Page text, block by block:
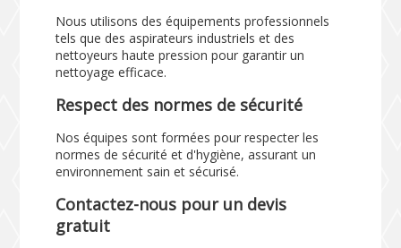
Nous utilisons des équipements professionnels
tels que des aspirateurs industriels et des
nettoyeurs haute pression pour garantir un
nettoyage efficace.
Respect des normes de sécurité
Nos équipes sont formées pour respecter les
normes de sécurité et d'hygiène, assurant un
environnement sain et sécurisé.
Contactez-nous pour un devis
gratuit